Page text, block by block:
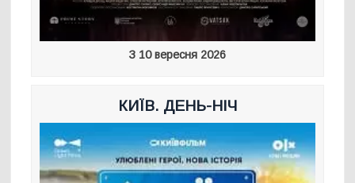
З 10 вересня 2026
КИЇВ. ДЕНЬ-НІЧ